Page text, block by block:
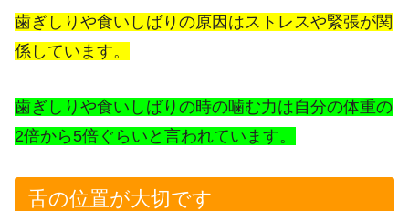
歯ぎしりや食いしばりの原因はストレスや緊張が関
係しています。
歯ぎしりや食いしばりの時の噛む力は自分の体重の
2倍から5倍ぐらいと言われています。
舌の位置が大切です